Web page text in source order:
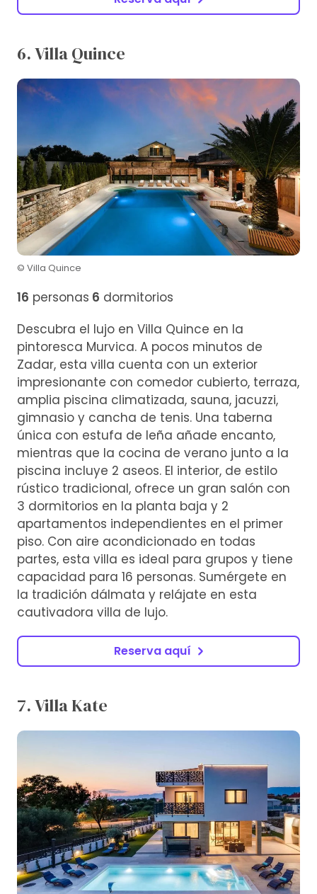
6. Villa Quince
© Villa Quince
16 personas 6 dormitorios
Descubra el lujo en Villa Quince en la
pintoresca Murvica. A pocos minutos de
Zadar, esta villa cuenta con un exterior
impresionante con comedor cubierto, terraza,
amplia piscina climatizada, sauna, jacuzzi,
gimnasio y cancha de tenis. Una taberna
única con estufa de leña añade encanto,
mientras que la cocina de verano junto a la
piscina incluye 2 aseos. El interior, de estilo
rústico tradicional, ofrece un gran salón con
3 dormitorios en la planta baja y 2
apartamentos independientes en el primer
piso. Con aire acondicionado en todas
partes, esta villa es ideal para grupos y tiene
capacidad para 16 personas. Sumérgete en
la tradición dálmata y relájate en esta
cautivadora villa de lujo.
Reserva aquí
7. Villa Kate